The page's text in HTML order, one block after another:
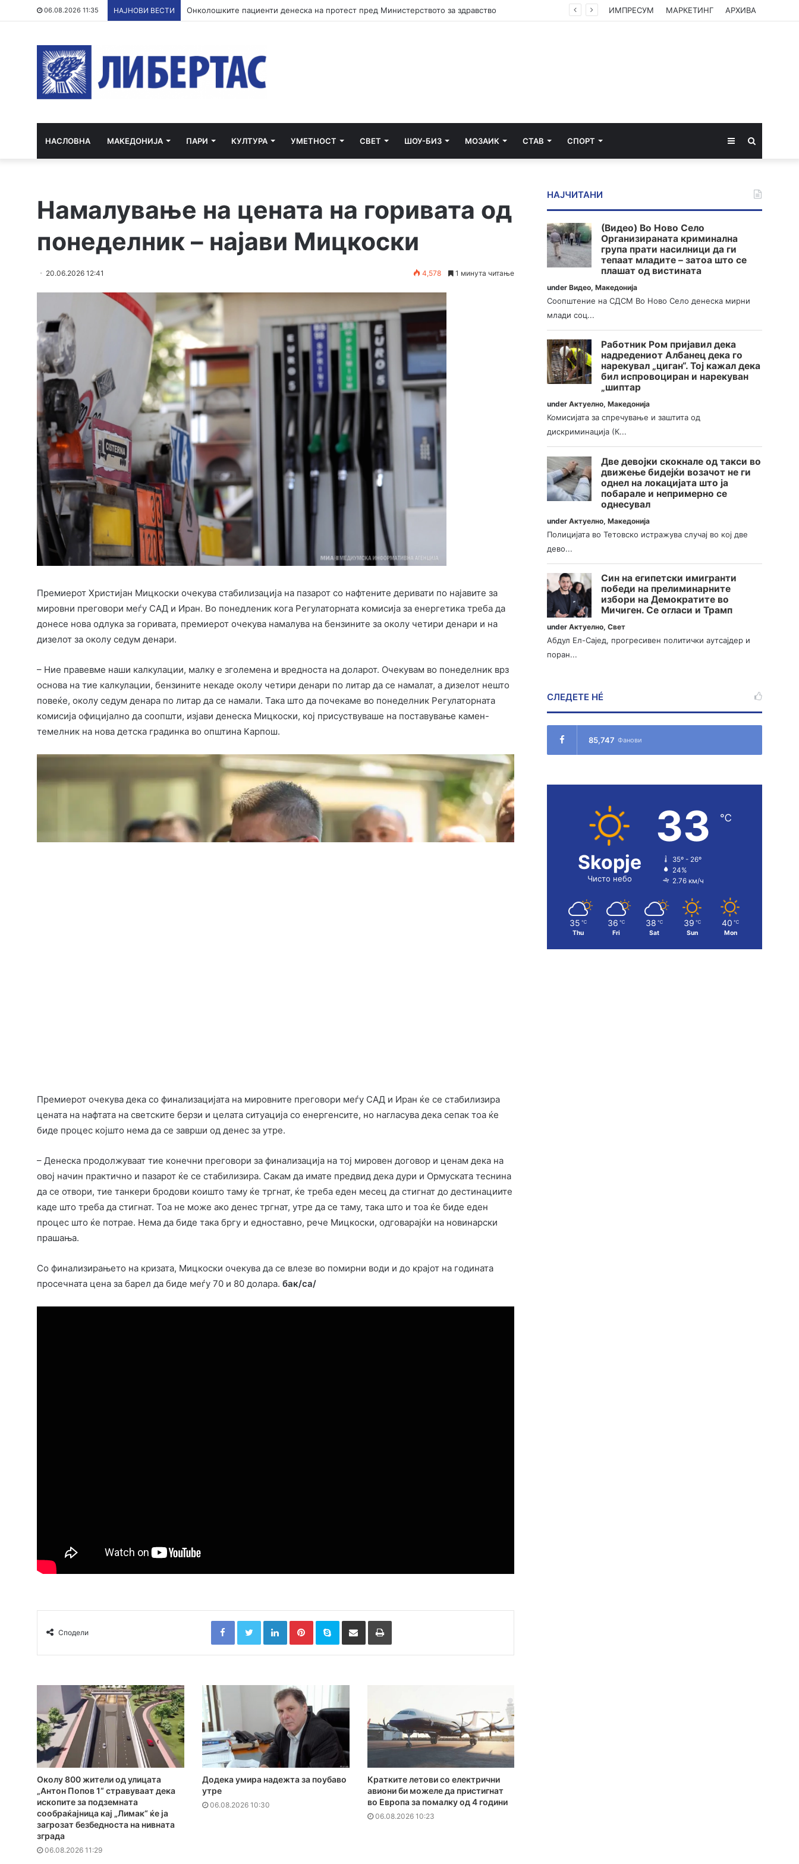
06.08.2026 11:35 НАЈНОВИ ВЕСТИ Онколошките пациенти денеска на протест пред Министерството за здравство ИМПРЕСУМ МАРКЕТИНГ АРХИВА
НАСЛОВНА МАКЕДОНИЈА ПАРИ КУЛТУРА УМЕТНОСТ СВЕТ ШОУ-БИЗ МОЗАИК СТАВ СПОРТ Sidebar
Намалување на цената на горивата од
понеделник – најави Мицкоски
20.06.2026 12:41 4,578 1 минута читање
Премиерот Христијан Мицкоски очекува стабилизација на пазарот со нафтените деривати по најавите за
мировни преговори меѓу САД и Иран. Во понедленик кога Регулаторната комисија за енергетика треба да
донесе нова одлука за горивата, премиерот очекува намалува на бензините за околу четири денари и на
дизелот за околу седум денари.
– Ние правевме наши калкулации, малку е зголемена и вредноста на доларот. Очекувам во понеделник врз
основа на тие калкулации, бензините некаде околу четири денари по литар да се намалат, а дизелот нешто
повеќе, околу седум денара по литар да се намали. Така што да почекаме во понеделник Регулаторната
комисија официјално да соопшти, изјави денеска Мицкоски, кој присуствуваше на поставување камен-
темелник на нова детска градинка во општина Карпош.
Премиерот очекува дека со финализацијата на мировните преговори меѓу САД и Иран ќе се стабилизира
цената на нафтата на светските берзи и целата ситуација со енергенсите, но нагласува дека сепак тоа ќе
биде процес којшто нема да се заврши од денес за утре.
– Денеска продолжуваат тие конечни преговори за финализација на тој мировен договор и ценам дека на
овој начин практично и пазарот ќе се стабилизира. Сакам да имате предвид дека дури и Ормуската теснина
да се отвори, тие танкери бродови коишто таму ќе тргнат, ќе треба еден месец да стигнат до дестинациите
каде што треба да стигнат. Тоа не може ако денес тргнат, утре да се таму, така што и тоа ќе биде еден
процес што ќе потрае. Нема да биде така бргу и едноставно, рече Мицкоски, одговарајќи на новинарски
прашања.
Со финализирањето на кризата, Мицкоски очекува да се влезе во помирни води и до крајот на годината
просечната цена за барел да биде меѓу 70 и 80 долара. бак/са/
Сподели
FacebookTwitterLinkedInPinterestSkype Сподели преку Е-маил Испринтај
Околу 800 жители од улицата
„Антон Попов 1“ стравуваат дека
ископите за подземната
сообраќајница кај „Лимак“ ќе ја
загрозат безбедноста на нивната
зграда
06.08.2026 11:29
Додека умира надежта за поубаво
утре
06.08.2026 10:30
Кратките летови со електрични
авиони би можеле да пристигнат
во Европа за помалку од 4 години
06.08.2026 10:23
НАЈЧИТАНИ
(Видео) Во Ново Село
Организираната криминална
група прати насилници да ги
тепаат младите – затоа што се
плашат од вистината
underВидео,Македонија
Соопштение на СДСМ Во Ново Село денеска мирни
млади соц...
Работник Ром пријавил дека
надредениот Албанец дека го
нарекувал „циган“. Тој кажал дека
бил испровоциран и нарекуван
„шиптар
underАктуелно,Македонија
Комисијата за спречување и заштита од
дискриминација (К...
Две девојки скокнале од такси во
движење бидејќи возачот не ги
однел на локацијата што ја
побарале и непримерно се
однесувал
underАктуелно,Македонија
Полицијата во Тетовско истражува случај во кој две
дево...
Син на египетски имигранти
победи на прелиминарните
избори на Демократите во
Мичиген. Се огласи и Трамп
underАктуелно,Свет
Абдул Ел-Сајед, прогресивен политички аутсајдер и
поран...
СЛЕДЕТЕ НÉ
85,747 Фанови
Skopje
Чисто небо
33 ℃
35º - 26º
24%
2.76 км/ч
35 ℃
Thu
36 ℃
Fri
38 ℃
Sat
39 ℃
Sun
40 ℃
Mon